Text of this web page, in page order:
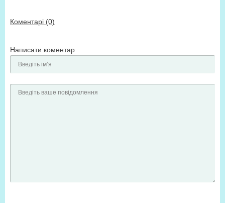
Коментарі (0)
Написати коментар